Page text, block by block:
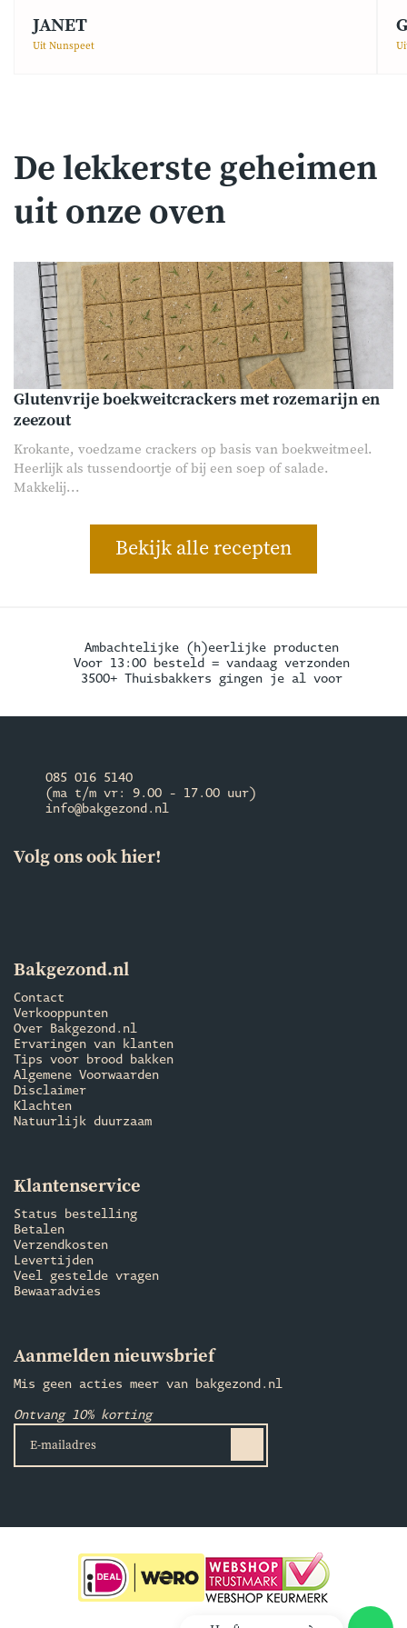
JANET
Uit Nunspeet
De lekkerste geheimen
uit onze oven
Glutenvrije boekweitcrackers met rozemarijn en
zeezout
Krokante, voedzame crackers op basis van boekweitmeel.
Heerlijk als tussendoortje of bij een soep of salade.
Makkelij...
Bekijk alle recepten
Ambachtelijke (h)eerlijke producten
Voor 13:00 besteld = vandaag verzonden
3500+ Thuisbakkers gingen je al voor
085 016 5140
(ma t/m vr: 9.00 - 17.00 uur)
info@bakgezond.nl
Volg ons ook hier!
Bakgezond.nl
Contact
Verkooppunten
Over Bakgezond.nl
Ervaringen van klanten
Tips voor brood bakken
Algemene Voorwaarden
Disclaimer
Klachten
Natuurlijk duurzaam
Klantenservice
Status bestelling
Betalen
Verzendkosten
Levertijden
Veel gestelde vragen
Bewaaradvies
Aanmelden nieuwsbrief
Mis geen acties meer van bakgezond.nl
Ontvang 10% korting